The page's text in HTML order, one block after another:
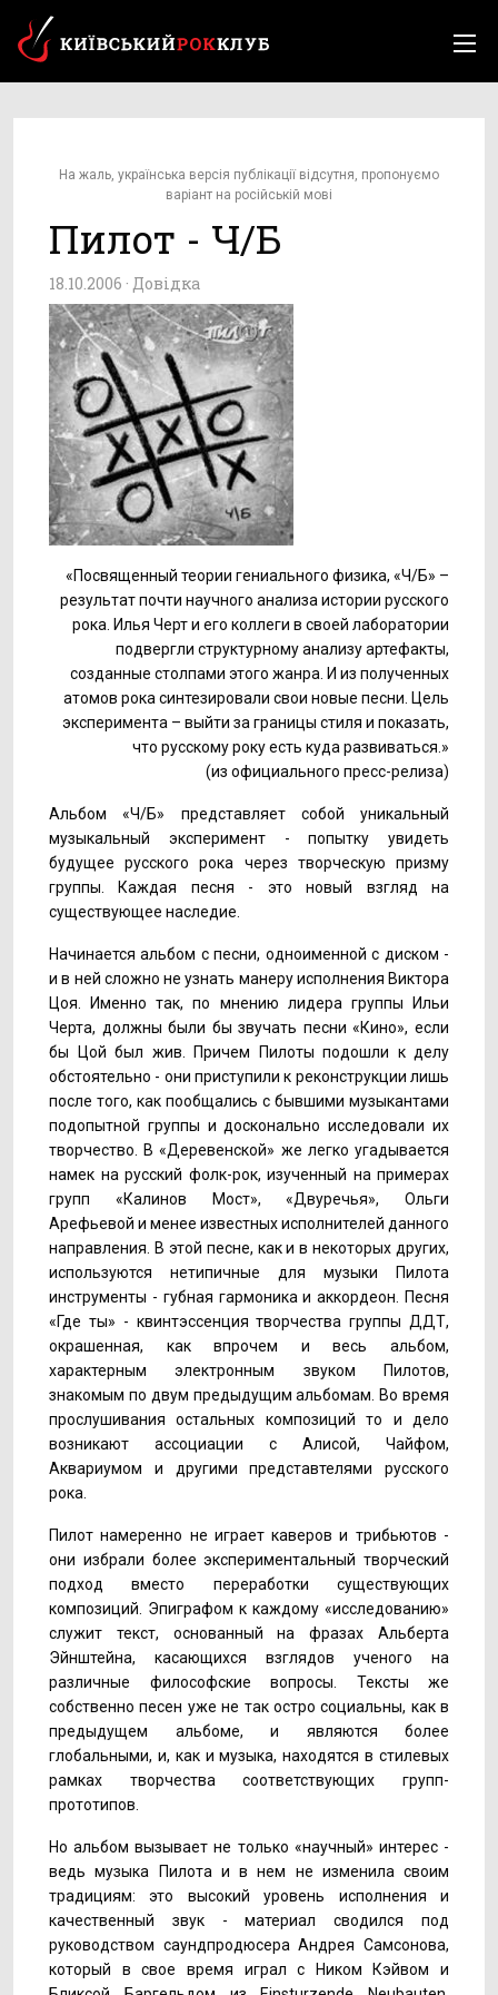
На жаль, українська версія публікації відсутня, пропонуємо
варіант на російській мові
Пилот - Ч/Б
18.10.2006 · Довідка
«Посвященный теории гениального физика, «Ч/Б» –
результат почти научного анализа истории русского
рока. Илья Черт и его коллеги в своей лаборатории
подвергли структурному анализу артефакты,
созданные столпами этого жанра. И из полученных
атомов рока синтезировали свои новые песни. Цель
эксперимента – выйти за границы стиля и показать,
что русскому року есть куда развиваться.»
(из официального пресс-релиза)
Альбом «Ч/Б» представляет собой уникальный
музыкальный эксперимент - попытку увидеть
будущее русского рока через творческую призму
группы. Каждая песня - это новый взгляд на
существующее наследие.
Начинается альбом с песни, одноименной с диском -
и в ней сложно не узнать манеру исполнения Виктора
Цоя. Именно так, по мнению лидера группы Ильи
Черта, должны были бы звучать песни «Кино», если
бы Цой был жив. Причем Пилоты подошли к делу
обстоятельно - они приступили к реконструкции лишь
после того, как пообщались с бывшими музыкантами
подопытной группы и досконально исследовали их
творчество. В «Деревенской» же легко угадывается
намек на русский фолк-рок, изученный на примерах
групп «Калинов Мост», «Двуречья», Ольги
Арефьевой и менее известных исполнителей данного
направления. В этой песне, как и в некоторых других,
используются нетипичные для музыки Пилота
инструменты - губная гармоника и аккордеон. Песня
«Где ты» - квинтэссенция творчества группы ДДТ,
окрашенная, как впрочем и весь альбом,
характерным электронным звуком Пилотов,
знакомым по двум предыдущим альбомам. Во время
прослушивания остальных композиций то и дело
возникают ассоциации с Алисой, Чайфом,
Аквариумом и другими представтелями русского
рока.
Пилот намеренно не играет каверов и трибьютов -
они избрали более экспериментальный творческий
подход вместо переработки существующих
композиций. Эпиграфом к каждому «исследованию»
служит текст, основанный на фразах Альберта
Эйнштейна, касающихся взглядов ученого на
различные философские вопросы. Тексты же
собственно песен уже не так остро социальны, как в
предыдущем альбоме, и являются более
глобальными, и, как и музыка, находятся в стилевых
рамках творчества соответствующих групп-
прототипов.
Но альбом вызывает не только «научный» интерес -
ведь музыка Пилота и в нем не изменила своим
традициям: это высокий уровень исполнения и
качественный звук - материал сводился под
руководством саундпродюсера Андрея Самсонова,
который в свое время играл с Ником Кэйвом и